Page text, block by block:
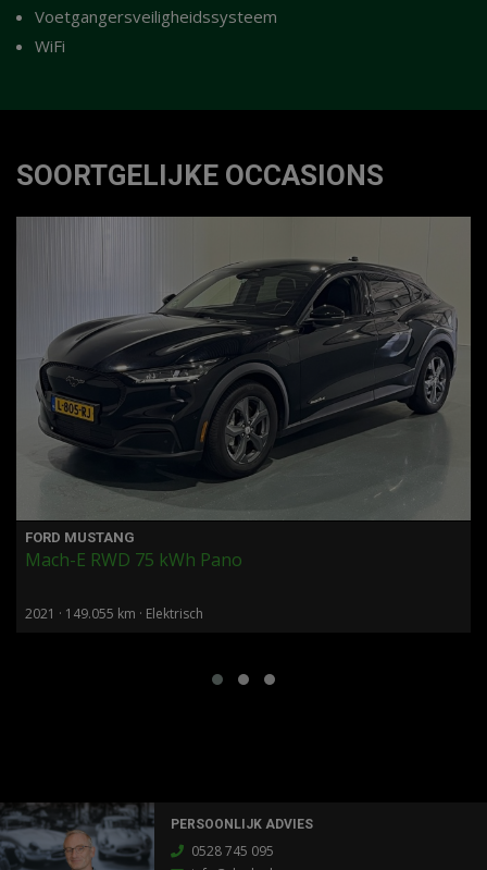
Voetgangersveiligheidssysteem
WiFi
SOORTGELIJKE OCCASIONS
FORD MUSTANG
Mach-E RWD 75 kWh Pano
2021 · 149.055 km · Elektrisch
PERSOONLIJK ADVIES
0528 745 095